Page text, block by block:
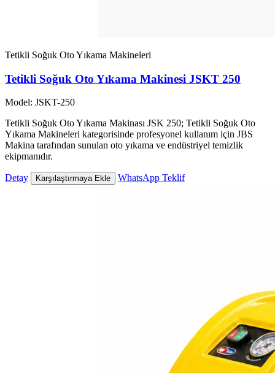
Tetikli Soğuk Oto Yıkama Makineleri
Tetikli Soğuk Oto Yıkama Makinesi JSKT 250
Model: JSKT-250
Tetikli Soğuk Oto Yıkama Makinası JSK 250; Tetikli Soğuk Oto
Yıkama Makineleri kategorisinde profesyonel kullanım için JBS
Makina tarafından sunulan oto yıkama ve endüstriyel temizlik
ekipmanıdır.
Detay Karşılaştırmaya Ekle WhatsApp Teklif